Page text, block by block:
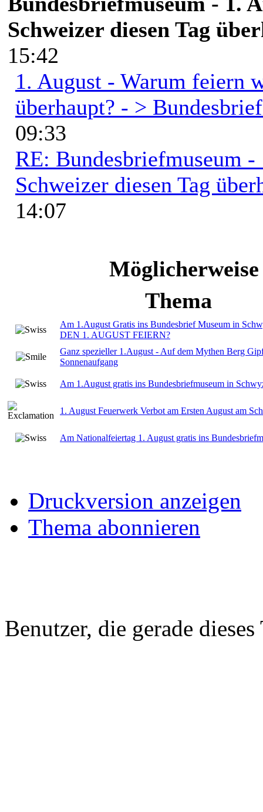
Schweizer diesen Tag
15:42
1. August - Warum feiern
überhaupt? - >
09:33
RE: Bundesbriefmuseum
Schweizer diesen Tag
14:07
Thema
Am 1.August Gratis ins Bundesbrief Museum in
DEN 1. AUGUST FEIERN?
Ganz spezieller 1.August - Auf dem Mythen Berg
Sonnenaufgang
Am 1.August gratis ins Bundesbriefmuseum in
1. August Feuerwerk Verbot am Ersten August am
Am Nationalfeiertag 1. August gratis ins
Druckversion anzeigen
Thema abonnieren
Benutzer, die gerade